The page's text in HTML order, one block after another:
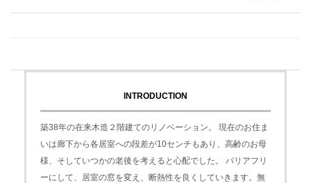
INTRODUCTION
築38年の在来木造２階建てのリノベーション。 現在のお住ま
いは廊下から各居室への段差が10センチもあり、高齢のお母
様、そしていつかの老後を考えると心配でした。 バリアフリ
ーにして、居室の窓を変え、断熱性を良くしていきます。無